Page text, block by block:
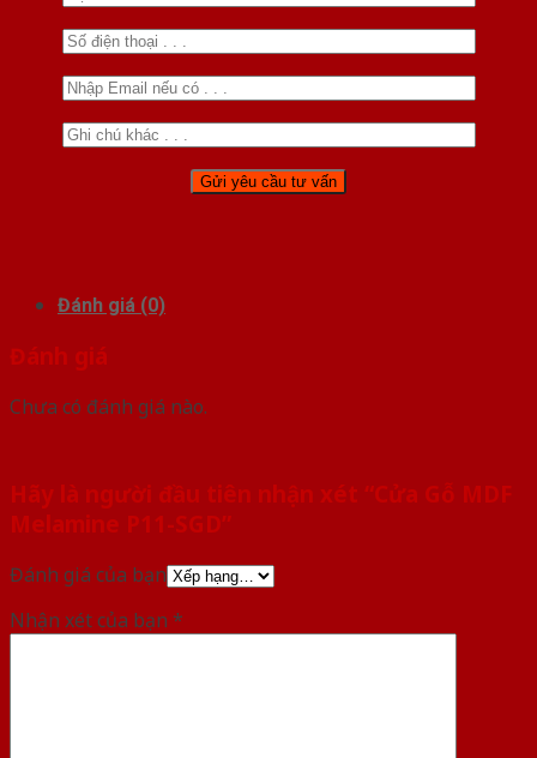
Đánh giá (0)
Đánh giá
Chưa có đánh giá nào.
Hãy là người đầu tiên nhận xét “Cửa Gỗ MDF
Melamine P11-SGD”
Đánh giá của bạn
Nhận xét của bạn *